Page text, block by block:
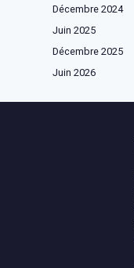
Décembre 2024
Juin 2025
Décembre 2025
Juin 2026